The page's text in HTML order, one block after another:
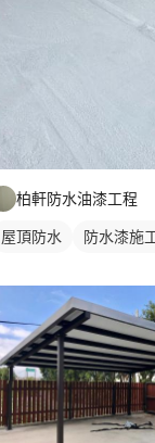
柏軒防水油漆工程
屋頂防水 防水漆施